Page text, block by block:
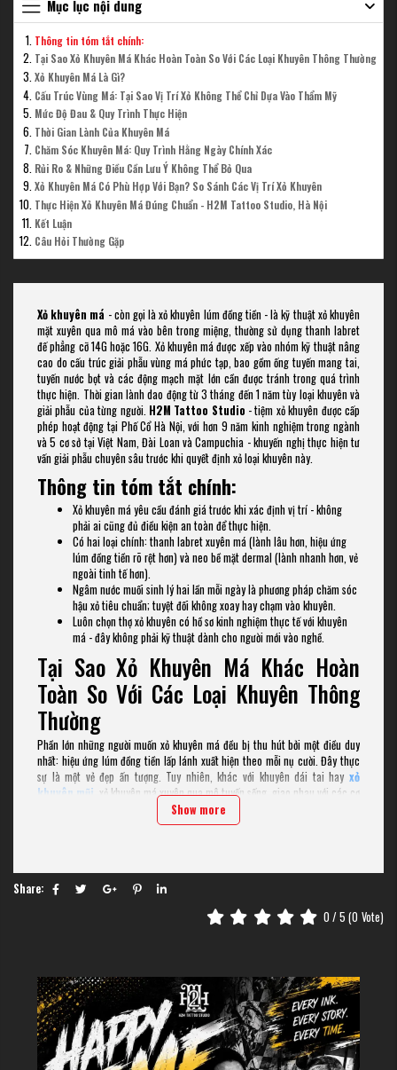
Mục lục nội dung
Thông tin tóm tắt chính:
Tại Sao Xỏ Khuyên Má Khác Hoàn Toàn So Với Các Loại Khuyên Thông Thường
Xỏ Khuyên Má Là Gì?
Cấu Trúc Vùng Má: Tại Sao Vị Trí Xỏ Không Thể Chỉ Dựa Vào Thẩm Mỹ
Mức Độ Đau & Quy Trình Thực Hiện
Thời Gian Lành Của Khuyên Má
Chăm Sóc Khuyên Má: Quy Trình Hằng Ngày Chính Xác
Rủi Ro & Những Điều Cần Lưu Ý Không Thể Bỏ Qua
Xỏ Khuyên Má Có Phù Hợp Với Bạn? So Sánh Các Vị Trí Xỏ Khuyên
Thực Hiện Xỏ Khuyên Má Đúng Chuẩn - H2M Tattoo Studio, Hà Nội
Kết Luận
Câu Hỏi Thường Gặp
Xỏ khuyên má - còn gọi là xỏ khuyên lúm đồng tiền - là kỹ thuật xỏ khuyên
mặt xuyên qua mô má vào bên trong miệng, thường sử dụng thanh labret
đế phẳng cỡ 14G hoặc 16G. Xỏ khuyên má được xếp vào nhóm kỹ thuật nâng
cao do cấu trúc giải phẫu vùng má phức tạp, bao gồm ống tuyến mang tai,
tuyến nước bọt và các động mạch mặt lớn cần được tránh trong quá trình
thực hiện. Thời gian lành dao động từ 3 tháng đến 1 năm tùy loại khuyên và
giải phẫu của từng người. H2M Tattoo Studio - tiệm xỏ khuyên được cấp
phép hoạt động tại Phố Cổ Hà Nội, với hơn 9 năm kinh nghiệm trong ngành
và 5 cơ sở tại Việt Nam, Đài Loan và Campuchia - khuyến nghị thực hiện tư
vấn giải phẫu chuyên sâu trước khi quyết định xỏ loại khuyên này.
Thông tin tóm tắt chính:
Xỏ khuyên má yêu cầu đánh giá trước khi xác định vị trí - không
phải ai cũng đủ điều kiện an toàn để thực hiện.
Có hai loại chính: thanh labret xuyên má (lành lâu hơn, hiệu ứng
lúm đồng tiền rõ rệt hơn) và neo bề mặt dermal (lành nhanh hơn, vẻ
ngoài tinh tế hơn).
Ngâm nước muối sinh lý hai lần mỗi ngày là phương pháp chăm sóc
hậu xỏ tiêu chuẩn; tuyệt đối không xoay hay chạm vào khuyên.
Luôn chọn thợ xỏ khuyên có hồ sơ kinh nghiệm thực tế với khuyên
má - đây không phải kỹ thuật dành cho người mới vào nghề.
Tại Sao Xỏ Khuyên Má Khác Hoàn
Toàn So Với Các Loại Khuyên Thông
Thường
Phần lớn những người muốn xỏ khuyên má đều bị thu hút bởi một điều duy
nhất: hiệu ứng lúm đồng tiền lấp lánh xuất hiện theo mỗi nụ cười. Đây thực
sự là một vẻ đẹp ấn tượng. Tuy nhiên, khác với khuyên dái tai hay xỏ
khuyên mũi , xỏ khuyên má xuyên qua mô tuyến sống, giao nhau với các cơ
đang hoạt động và nằm chỉ cách động mạch cùng ống tuyến nước bọt vài
milimet. Điều này khiến xỏ khuyên má trở thành một trong những
Show more
Share:
0 / 5 (0 Vote)